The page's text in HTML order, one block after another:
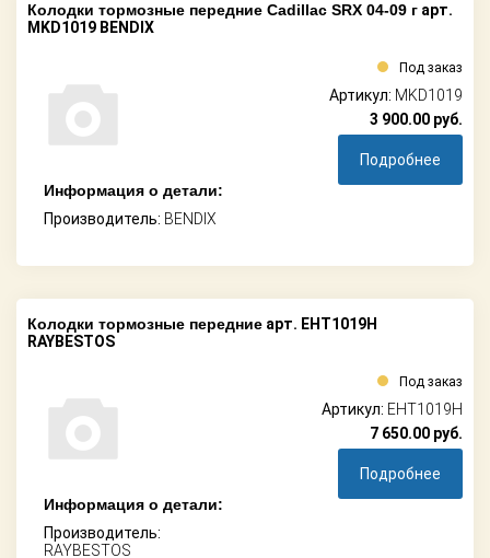
Колодки тормозные передние Cadillac SRX 04-09 г арт.
MKD1019 BENDIX
Информация о детали:
Производитель: BENDIX
Под заказ
Артикул: MKD1019
3 900.00 руб.
Подробнее
Колодки тормозные передние арт. EHT1019H
RAYBESTOS
Информация о детали:
Производитель:
RAYBESTOS
Под заказ
Артикул: EHT1019H
7 650.00 руб.
Подробнее